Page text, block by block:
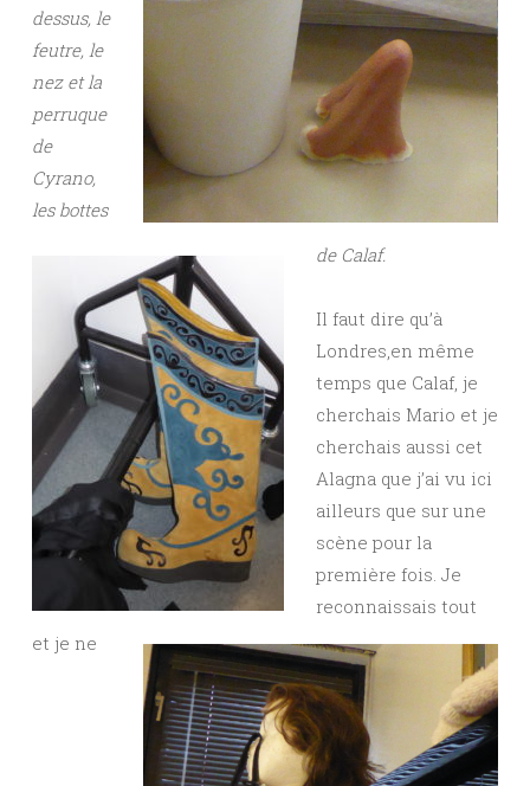
dessus, le
feutre, le
nez et la
perruque
de
Cyrano,
les bottes
de Calaf.
Il faut dire qu’à
Londres,en même
temps que Calaf, je
cherchais Mario et je
cherchais aussi cet
Alagna que j’ai vu ici
ailleurs que sur une
scène pour la
première fois. Je
reconnaissais tout
et je ne